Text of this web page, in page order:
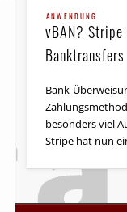
ANWENDUNG
vBAN?
Bank-
besonders viel
Stripe hat nun